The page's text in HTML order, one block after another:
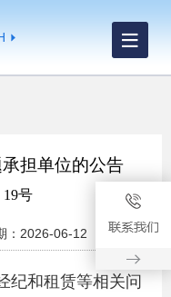
担单位的公告
19号
：2026-06-12
纪和租赁等相关问